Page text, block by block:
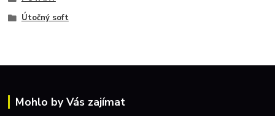
Útočný soft
Mohlo by Vás zajímat